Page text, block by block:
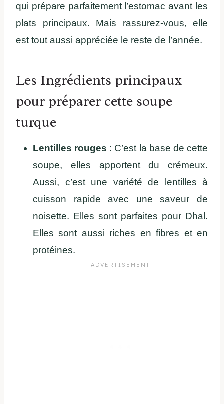
qui prépare parfaitement l’estomac avant les
plats principaux. Mais rassurez-vous, elle
est tout aussi appréciée le reste de l’année.
Les Ingrédients principaux
pour préparer cette soupe
turque
Lentilles rouges : C’est la base de cette
soupe, elles apportent du crémeux.
Aussi, c’est une variété de lentilles à
cuisson rapide avec une saveur de
noisette. Elles sont parfaites pour Dhal.
Elles sont aussi riches en fibres et en
protéines.